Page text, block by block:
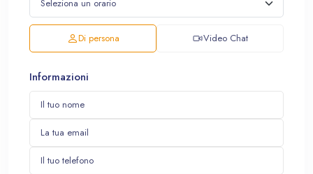
Di persona Video Chat
Informazioni